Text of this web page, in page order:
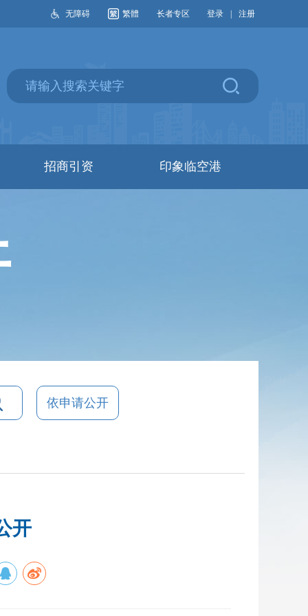
无障碍 繁體 长者专区 登录 注册
招商引资 印象临空港
依申请公开
开